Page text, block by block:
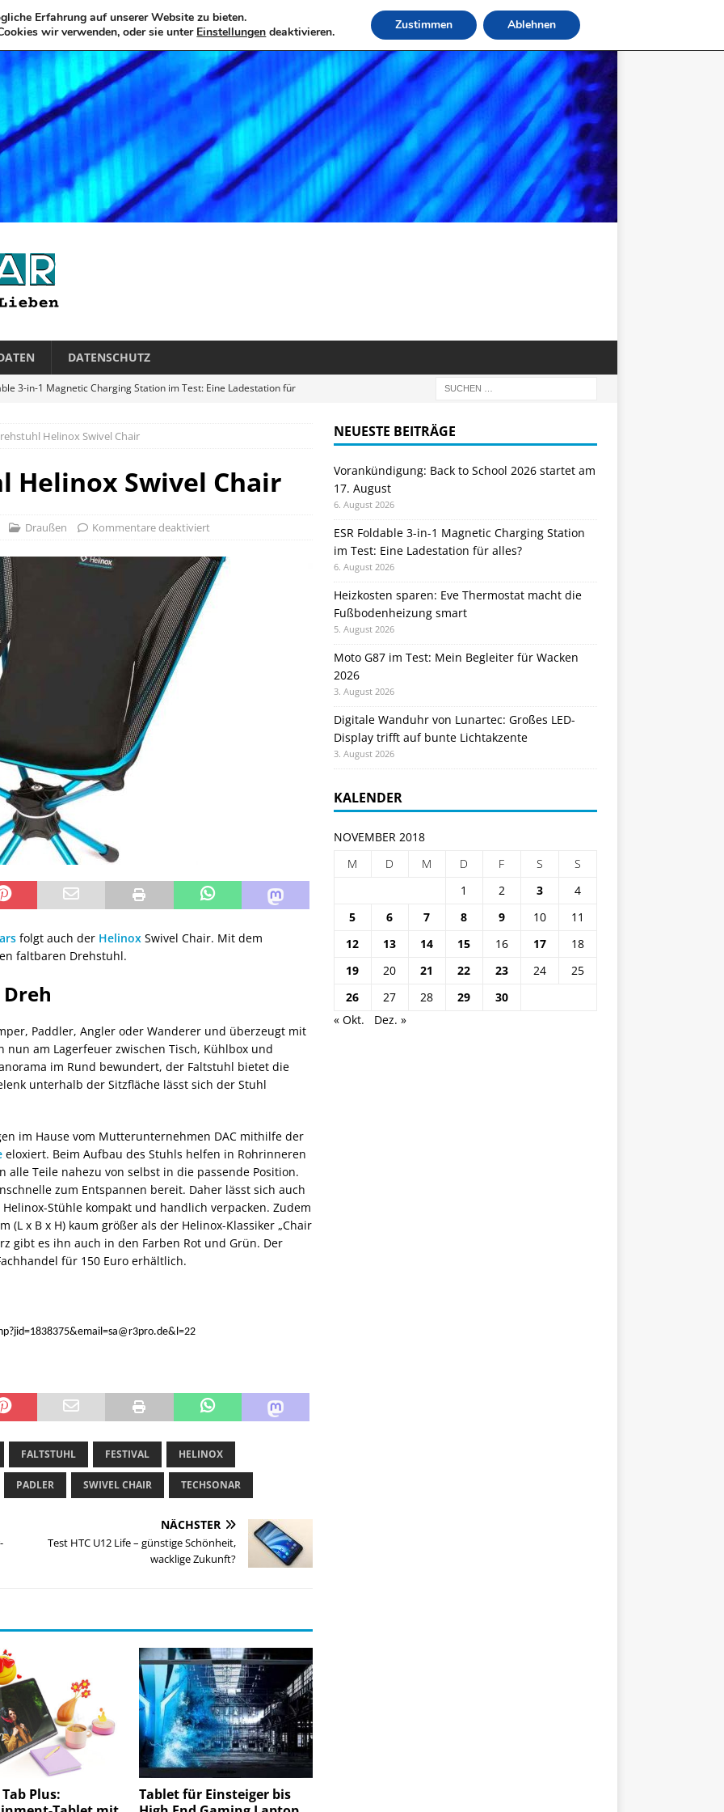
DATENSCHUTZ
3-in-1 Magnetic Charging Station im Test: Eine Ladestation für
sparen: Eve Thermostat macht die Fußbodenheizung smart
von Lunartec: Großes LED-Display trifft auf bunte
Back to School 2026 startet am 17. August
Helinox Swivel Chair
Helinox Swivel Chair
Draußen Kommentare deaktiviert
folgt auch der Helinox Swivel Chair. Mit dem
faltbaren Drehstuhl.
Paddler, Angler oder Wanderer und überzeugt mit
am Lagerfeuer zwischen Tisch, Kühlbox und
im Rund bewundert, der Faltstuhl bietet die
unterhalb der Sitzfläche lässt sich der Stuhl
im Hause vom Mutterunternehmen DAC mithilfe der
eloxiert. Beim Aufbau des Stuhls helfen in Rohrinneren
alle Teile nahezu von selbst in die passende Position.
zum Entspannen bereit. Daher lässt sich auch
Stühle kompakt und handlich verpacken. Zudem
(L x B x H) kaum größer als der Helinox-Klassiker „Chair
gibt es ihn auch in den Farben Rot und Grün. Der
für 150 Euro erhältlich.
FALTSTUHL FESTIVAL HELINOX
PADLER SWIVEL CHAIR TECHSONAR
NÄCHSTER
Test HTC U12 Life – günstige Schönheit,
wacklige Zukunft?
Plus:
Tablet für Einsteiger bis
NEUESTE BEITRÄGE
Vorankündigung: Back to School 2026 startet am
17. August
6. August 2026
ESR Foldable 3-in-1 Magnetic Charging Station
im Test: Eine Ladestation für alles?
6. August 2026
Heizkosten sparen: Eve Thermostat macht die
Fußbodenheizung smart
5. August 2026
Moto G87 im Test: Mein Begleiter für Wacken
2026
3. August 2026
Digitale Wanduhr von Lunartec: Großes LED-
Display trifft auf bunte Lichtakzente
3. August 2026
KALENDER
NOVEMBER 2018
M
D M D F S
S
1
2 3
4
5
6 7 8 9 10
11
12
13 14 15 16 17
18
19
20 21 22 23 24
25
26
27 28 29
30
« Okt.
Dez. »
Erfahrung auf unserer Website zu bieten.
wir verwenden, oder sie unter Einstellungen deaktivieren. Zustimmen Ablehnen